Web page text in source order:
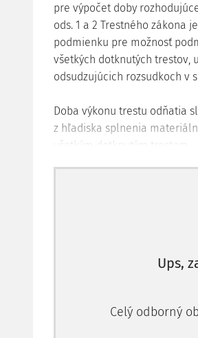
pre výpočet doby
ods. 1 a 2 Trestného zákona
podmienku pre možnosť
všetkých dotknutých trestov,
odsudzujúcich rozsudkoch v
Doba výkonu trestu odňatia
z hľadiska splnenia
všetkým dotknutým trestom
Ups,
Celý odborný